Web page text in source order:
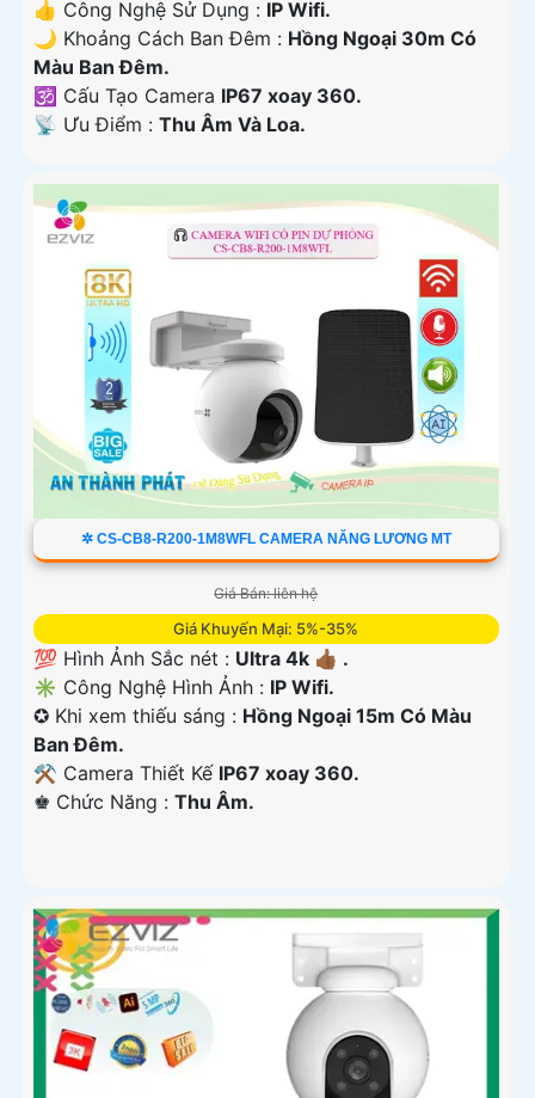
👍 Công Nghệ Sử Dụng : IP Wifi.
🌙 Khoảng Cách Ban Đêm : Hồng Ngoại 30m Có
Màu Ban Ðêm.
🕉️ Cấu Tạo Camera IP67 xoay 360.
️📡 Ưu Điểm : Thu Âm Và Loa.
✲ CS-CB8-R200-1M8WFL CAMERA NĂNG LƯƠNG MT
Giá Bán: liên hệ
Giá Khuyến Mại: 5%-35%
💯 Hình Ảnh Sắc nét : Ultra 4k 👍🏾 .
✳️ Công Nghệ Hình Ảnh : IP Wifi.
✪ Khi xem thiếu sáng : Hồng Ngoại 15m Có Màu
Ban Ðêm.
⚒ Camera Thiết Kế IP67 xoay 360.
️♚ Chức Năng : Thu Âm.